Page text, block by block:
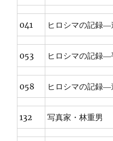
041 ヒロシマの記録―
053 ヒロシマの記録
058 ヒロシマの記録―
132 写真家・林重男